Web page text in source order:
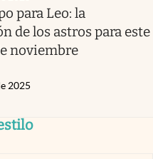
para Leo: la
de los astros para este
noviembre
2025